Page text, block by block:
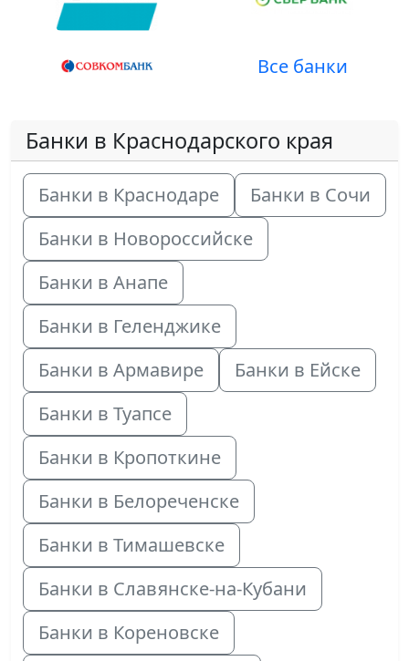
Все банки
Банки в Краснодарского края
Банки в Краснодаре
Банки в Сочи
Банки в Новороссийске
Банки в Анапе
Банки в Геленджике
Банки в Армавире
Банки в Ейске
Банки в Туапсе
Банки в Кропоткине
Банки в Белореченске
Банки в Тимашевске
Банки в Славянске-на-Кубани
Банки в Кореновске